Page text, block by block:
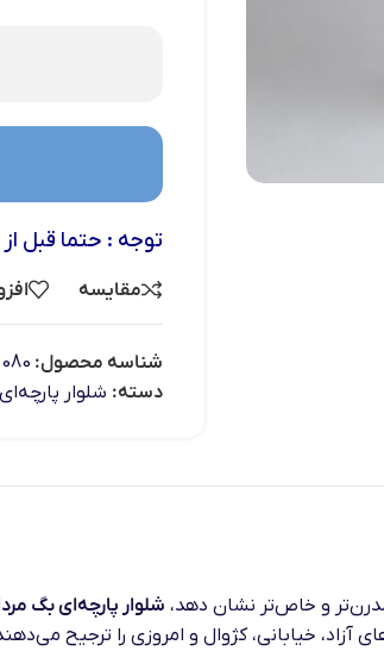
توجه : حتما قبل
مقایسه
شناسه محصول: 1
دسته: شلوار
و خاص‌تر نشان دهد، شلوار پارچه‌ای بگ
خیابانی، کژوال و امروزی را ترجیح